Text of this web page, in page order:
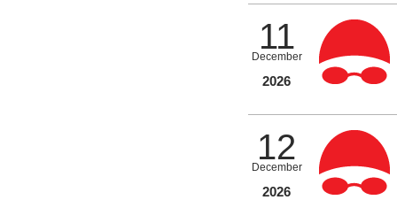
11
December
2026
12
December
2026